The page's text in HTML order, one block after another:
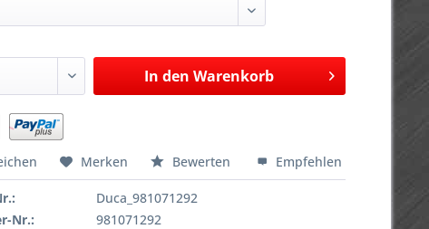
In den Warenkorb
Merken Bewerten Empfehlen
Duca_981071292
Nr.:
981071292